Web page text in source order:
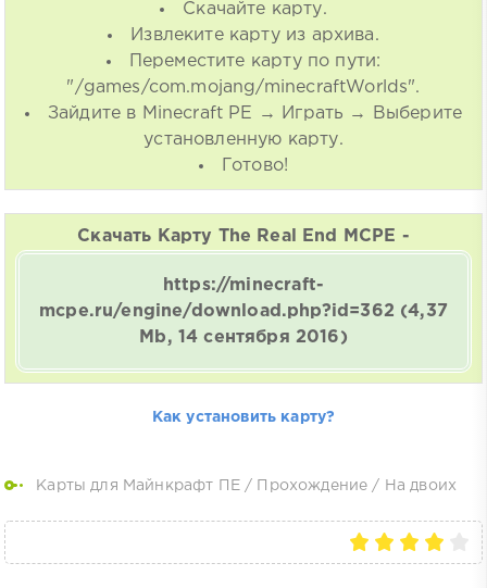
Скачайте карту.
Извлеките карту из архива.
Переместите карту по пути:
"/games/com.mojang/minecraftWorlds".
Зайдите в Minecraft PE → Играть → Выберите
установленную карту.
Готово!
Скачать Карту The Real End MCPE -
https://minecraft-
mcpe.ru/engine/download.php?id=362 (4,37
Mb, 14 сентября 2016)
Как установить карту?
Карты для Майнкрафт ПЕ / Прохождение / На двоих